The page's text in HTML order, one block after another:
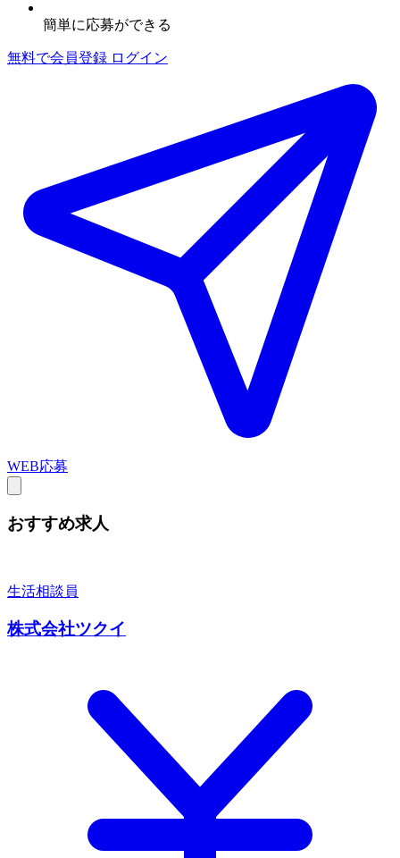
簡単に応募ができる
無料で会員登録 ログイン
WEB応募
おすすめ求人
生活相談員
株式会社ツクイ